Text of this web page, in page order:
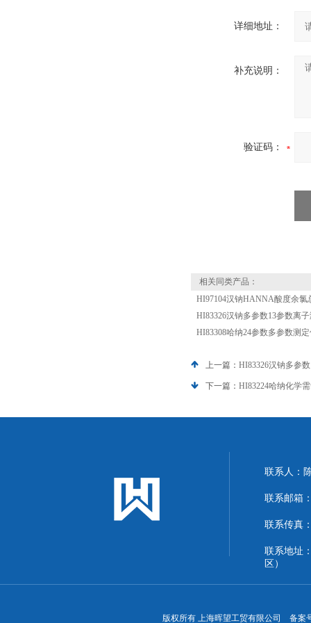
详细地址：
补充说明：
验证码：
相关同类产品：
HI97104汉钠HANNA酸度余
HI83326汉钠多参数13参数离
HI83308哈纳24参数多参数测
上一篇： HI83326汉钠多参
下一篇： HI83224哈纳化学
联系人：
联系邮箱
联系传真
联系地址
区）
版权所有 上海晖望工贸有限公司 备案